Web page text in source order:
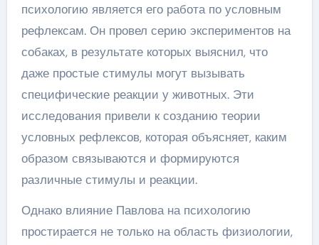
психологию является его работа по условным
рефлексам. Он провел серию экспериментов на
собаках, в результате которых выяснил, что
даже простые стимулы могут вызывать
специфические реакции у животных. Эти
исследования привели к созданию теории
условных рефлексов, которая объясняет, каким
образом связываются и формируются
различные стимулы и реакции.
Однако влияние Павлова на психологию
простирается не только на область физиологии,